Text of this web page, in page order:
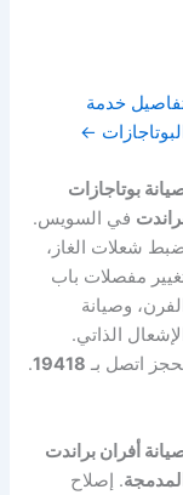
خدمة
←
بوتاجازات
في السويس.
شعلات الغاز،
مفصلات باب
الفرن، وصيانة
الإشعال الذاتي.
اتصل بـ 19418
.
أفران براندت
المدمجة. إصلاح